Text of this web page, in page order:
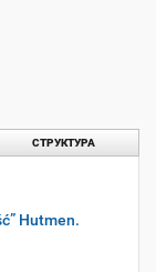
СТРУКТУРА
Hutmen.